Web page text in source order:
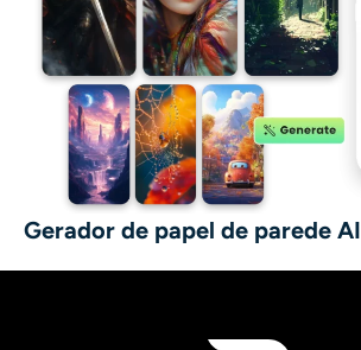
Gerador de papel de parede AI